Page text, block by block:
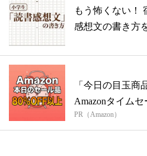
もう怖くない！
感想文の書き方
「今日の目玉商
Amazonタイム
PR（Amazon）